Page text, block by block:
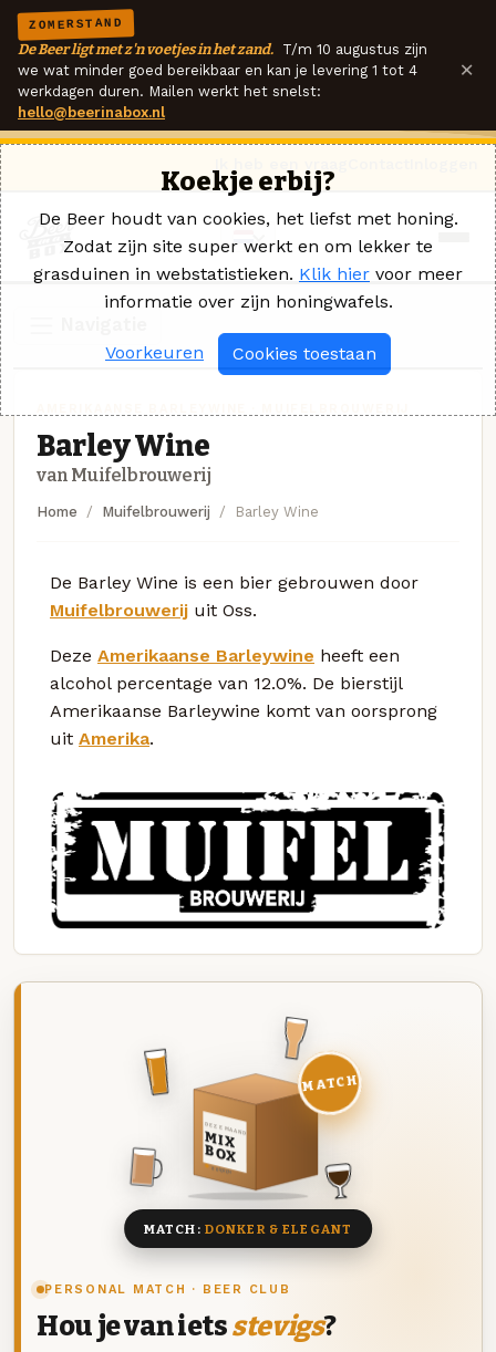
ZOMERSTAND
De Beer ligt met z'n voetjes in het zand. T/m 10 augustus zijn
we wat minder goed bereikbaar en kan je levering 1 tot 4
werkdagen duren. Mailen werkt het snelst:
hello@beerinabox.nl
×
Barley Wine
van Muifelbrouwerij
Home Muifelbrouwerij Barley Wine
De Barley Wine is een bier gebrouwen door
Muifelbrouwerij uit Oss.
Deze Amerikaanse Barleywine heeft een
alcohol percentage van 12.0%. De bierstijl
Amerikaanse Barleywine komt van oorsprong
uit Amerika.
PERSONAL MATCH · BEER CLUB
Hou je van ietsstevigs?
DEZE MAAND
MIX
BOX
8 BIEREN
MATCH
MATCH: DONKER & ELEGANT
Koekje erbij?
De Beer houdt van cookies, het liefst met honing.
Zodat zijn site super werkt en om lekker te
grasduinen in webstatistieken. Klik hier voor meer
informatie over zijn honingwafels.
Voorkeuren Cookies toestaan